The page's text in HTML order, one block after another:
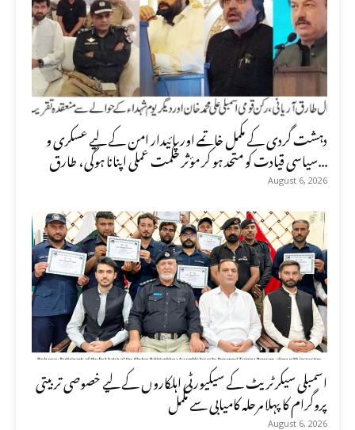
دہشت گردی کے مکمل خاتمے اور پائیدار امن کے لیے عسکری و
سیاسی قیادت کو متحد ہو کر مؤثر حکمت عملی اپنانا ہوگی، طارق...
August 6, 2026
اسمبلی سیکرٹریٹ کے سیکیورٹی اہلکاروں کے لیے خصوصی تربیتی
پروگرام کا پہلا مرحلہ کامیابی سے مکمل
August 6, 2026